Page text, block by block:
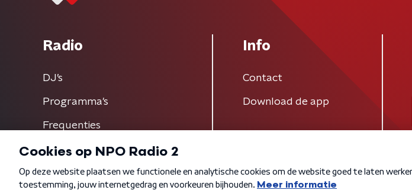
Radio
DJ’s
Programma's
Frequenties
Info
Contact
Download de app